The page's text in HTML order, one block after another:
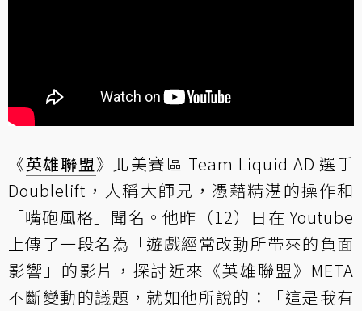
《英雄聯盟》北美賽區 Team Liquid AD 選手
Doublelift，人稱大師兄，憑藉精湛的操作和
「嘴砲風格」聞名。他昨（12）日在 Youtube
上傳了一段名為「遊戲經常改動所帶來的負面
影響」的影片，探討近來《英雄聯盟》META
不斷變動的議題，就如他所說的：「這是我有